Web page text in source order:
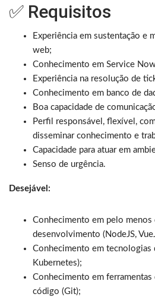
✅ Requisitos
Experiência em sustentação e
web;
Conhecimento em Service
Experiência na resolução de
Conhecimento em banco de
Boa capacidade de
Perfil responsável, flexível,
disseminar conhecimento e
Capacidade para atuar em
Senso de urgência.
Desejável:
Conhecimento em pelo menos
desenvolvimento (NodeJS,
Conhecimento em tecnologias
Kubernetes);
Conhecimento em
código (Git);